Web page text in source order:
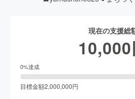
現在の支援総
10,000
0%達成
目標金額2,000,000円